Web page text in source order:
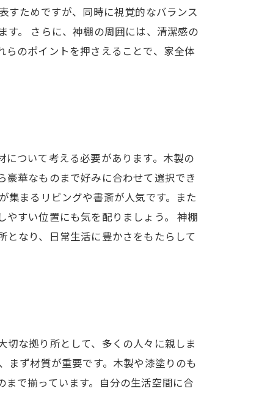
すためですが、同時に視覚的なバランス
。 さらに、神棚の周囲には、清潔感の
のポイントを押さえることで、家全体
ついて考える必要があります。木製の
華なものまで好みに合わせて選択でき
集まるリビングや書斎が人気です。また
すい位置にも気を配りましょう。 神棚
なり、日常生活に豊かさをもたらして
な拠り所として、多くの人々に親しま
まず材質が重要です。木製や漆塗りのも
で揃っています。自分の生活空間に合